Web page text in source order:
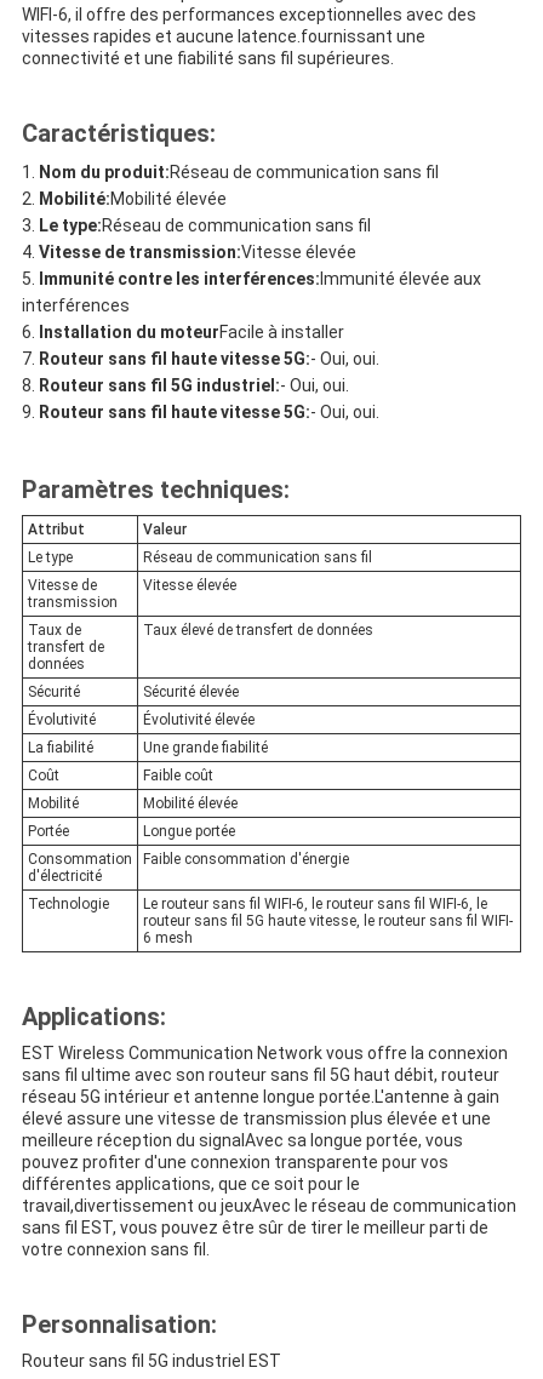
WIFI-6, il offre des performances exceptionnelles avec des
vitesses rapides et aucune latence.fournissant une
connectivité et une fiabilité sans fil supérieures.
Caractéristiques:
Nom du produit:Réseau de communication sans fil
Mobilité:Mobilité élevée
Le type:Réseau de communication sans fil
Vitesse de transmission:Vitesse élevée
Immunité contre les interférences: Immunité élevée aux
interférences
Installation du moteurFacile à installer
Routeur sans fil haute vitesse 5G:- Oui, oui.
Routeur sans fil 5G industriel:- Oui, oui.
Routeur sans fil haute vitesse 5G:- Oui, oui.
Paramètres techniques:
Attribut
Valeur
Le type
Réseau de communication sans fil
Vitesse de
transmission
Vitesse élevée
Taux de
transfert de
données
Taux élevé de transfert de données
Sécurité
Sécurité élevée
Évolutivité
Évolutivité élevée
La fiabilité
Une grande fiabilité
Coût
Faible coût
Mobilité
Mobilité élevée
Portée
Longue portée
Consommation
d'électricité
Faible consommation d'énergie
Technologie
Le routeur sans fil WIFI-6, le routeur sans fil WIFI-6, le
routeur sans fil 5G haute vitesse, le routeur sans fil WIFI-
6 mesh
Applications:
EST Wireless Communication Network vous offre la connexion
sans fil ultime avec son routeur sans fil 5G haut débit, routeur
réseau 5G intérieur et antenne longue portée.L'antenne à gain
élevé assure une vitesse de transmission plus élevée et une
meilleure réception du signalAvec sa longue portée, vous
pouvez profiter d'une connexion transparente pour vos
différentes applications, que ce soit pour le
travail,divertissement ou jeuxAvec le réseau de communication
sans fil EST, vous pouvez être sûr de tirer le meilleur parti de
votre connexion sans fil.
Personnalisation:
Routeur sans fil 5G industriel EST